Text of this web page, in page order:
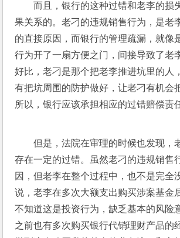
而且，银行的这种过错和老李的损
果关系的。老刁的违规销售行为，是老
的直接原因，而银行的管理疏漏，就像
行为开了一扇方便之门，间接导致了老
好比，老刁是那个把老李推进坑里的人
有把坑周围的防护做好，让老刁有机会
所以，银行应该承担相应的过错赔偿责
但是，法院在审理的时候也发现，
存在一定的过错。虽然老刁的违规销售
因，但老李在整个过程中，也不是完全
说，老李在多次大额支出购买涉案基金
不知道这是投资行为，缺乏基本的风险
之前也有多次购买银行代销理财产品的